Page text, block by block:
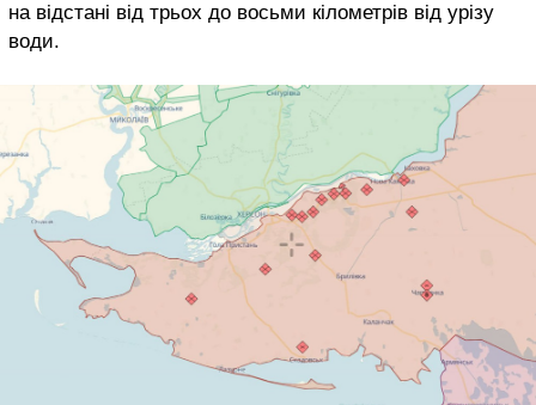
на відстані від трьох до восьми кілометрів від урізу
води.